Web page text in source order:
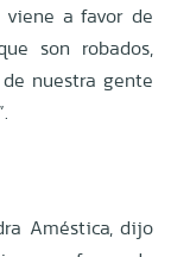
viene a favor de
son robados,
nuestra gente
Améstica, dijo